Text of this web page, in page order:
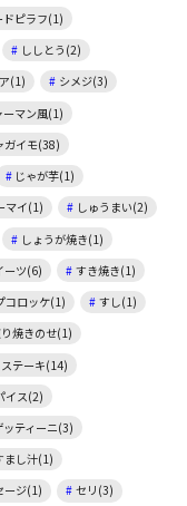
ドピラフ(1)
ししとう(2)
(1)
シメジ(3)
ーマン風(1)
ガイモ(38)
じゃが芋(1)
マイ(1)
しゅうまい(2)
しょうが焼き(1)
ーツ(6)
すき焼き(1)
コロッケ(1)
すし(1)
焼きのせ(1)
ステーキ(14)
イス(2)
ッティーニ(3)
まし汁(1)
ージ(1)
セリ(3)